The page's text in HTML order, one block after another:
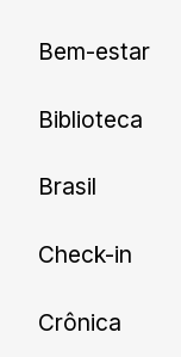
Bem-estar
Biblioteca
Brasil
Check-in
Crônica